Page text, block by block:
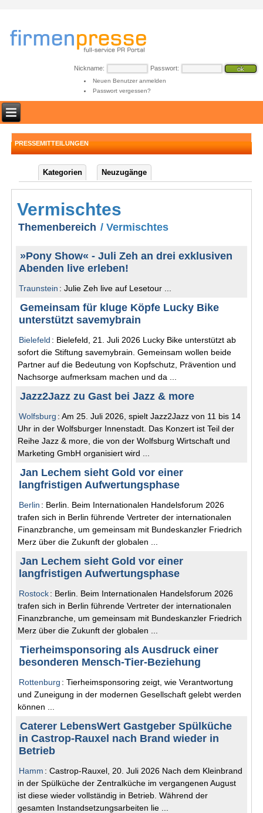
Nickname: Passwort:
Neuen Benutzer anmelden
Passwort vergessen?
PRESSEMITTEILUNGEN
Kategorien Neuzugänge
Vermischtes
Themenbereich / Vermischtes
»Pony Show« - Juli Zeh an drei exklusiven
Abenden live erleben!
Traunstein : Julie Zeh live auf Lesetour ...
Gemeinsam für kluge Köpfe Lucky Bike
unterstützt savemybrain
Bielefeld : Bielefeld, 21. Juli 2026 Lucky Bike unterstützt ab
sofort die Stiftung savemybrain. Gemeinsam wollen beide
Partner auf die Bedeutung von Kopfschutz, Prävention und
Nachsorge aufmerksam machen und da ...
Jazz2Jazz zu Gast bei Jazz & more
Wolfsburg : Am 25. Juli 2026, spielt Jazz2Jazz von 11 bis 14
Uhr in der Wolfsburger Innenstadt. Das Konzert ist Teil der
Reihe Jazz & more, die von der Wolfsburg Wirtschaft und
Marketing GmbH organisiert wird ...
Jan Lechem sieht Gold vor einer
langfristigen Aufwertungsphase
Berlin : Berlin. Beim Internationalen Handelsforum 2026
trafen sich in Berlin führende Vertreter der internationalen
Finanzbranche, um gemeinsam mit Bundeskanzler Friedrich
Merz über die Zukunft der globalen ...
Jan Lechem sieht Gold vor einer
langfristigen Aufwertungsphase
Rostock: Berlin. Beim Internationalen Handelsforum 2026
trafen sich in Berlin führende Vertreter der internationalen
Finanzbranche, um gemeinsam mit Bundeskanzler Friedrich
Merz über die Zukunft der globalen ...
Tierheimsponsoring als Ausdruck einer
besonderen Mensch-Tier-Beziehung
Rottenburg : Tierheimsponsoring zeigt, wie Verantwortung
und Zuneigung in der modernen Gesellschaft gelebt werden
können ...
Caterer LebensWert Gastgeber Spülküche
in Castrop-Rauxel nach Brand wieder in
Betrieb
Hamm : Castrop-Rauxel, 20. Juli 2026 Nach dem Kleinbrand
in der Spülküche der Zentralküche im vergangenen August
ist diese wieder vollständig in Betrieb. Während der
gesamten Instandsetzungsarbeiten lie ...